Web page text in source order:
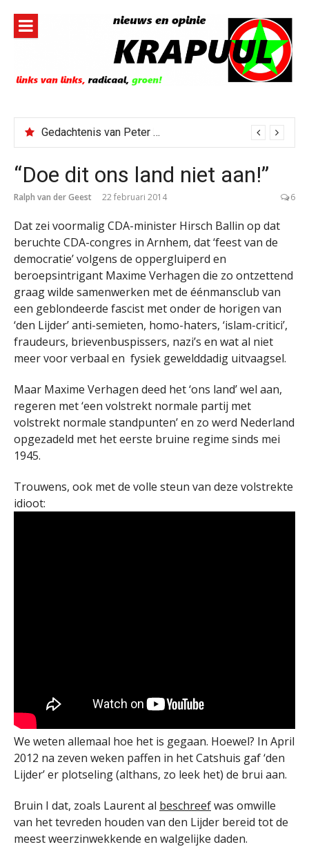
inhoud
Gedachtenis van Peter Faber
Todd Blanche benoemd tot Attorney General
“Doe dit ons land niet aan!”
Ralph van der Geest 22 februari 2014 6
Dat zei voormalig CDA-minister Hirsch Ballin op dat
beruchte CDA-congres in Arnhem, dat ‘feest van de
democratie’ volgens de oppergluiperd en
beroepsintrigant Maxime Verhagen die zo ontzettend
graag wilde samenwerken met de éénmansclub van
een geblondeerde fascist met onder de horigen van
‘den Lijder’ anti-semieten, homo-haters, ‘islam-critici’,
fraudeurs, brievenbuspissers, nazi’s en wat al niet
meer voor verbaal en fysiek gewelddadig uitvaagsel.
Maar Maxime Verhagen deed het ‘ons land’ wel aan,
regeren met ‘een volstrekt normale partij met
volstrekt normale standpunten’ en zo werd Nederland
opgezadeld met het eerste bruine regime sinds mei
1945.
Trouwens, ook met de volle steun van deze volstrekte
idioot:
We weten allemaal hoe het is gegaan. Hoewel? In April
2012 na zeven weken paffen in het Catshuis gaf ‘den
Lijder’ er plotseling (althans, zo leek het) de brui aan.
Bruin I dat, zoals Laurent al beschreefwas omwille
van het tevreden houden van den Lijder bereid tot de
meest weerzinwekkende en walgelijke daden.